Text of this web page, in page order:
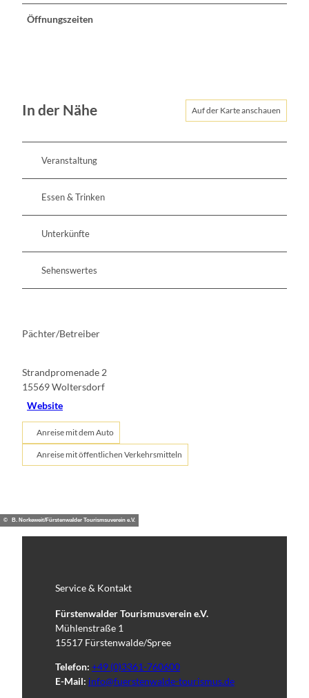
Öffnungszeiten
In der Nähe Auf der Karte anschauen
Veranstaltung
Essen & Trinken
Unterkünfte
Sehenswertes
Pächter/Betreiber
Strandpromenade 2
15569Woltersdorf
Website
Anreise mit dem Auto
Anreise mit öffentlichen Verkehrsmitteln
© B. Norkeweit/Fürstenwalder Tourismsuverein e.V.
Service & Kontakt
Fürstenwalder Tourismusverein e.V.
Mühlenstraße 1
15517 Fürstenwalde/Spree
Telefon: +49 (0)3361-760600
E-Mail: info@fuerstenwalde-tourismus.de